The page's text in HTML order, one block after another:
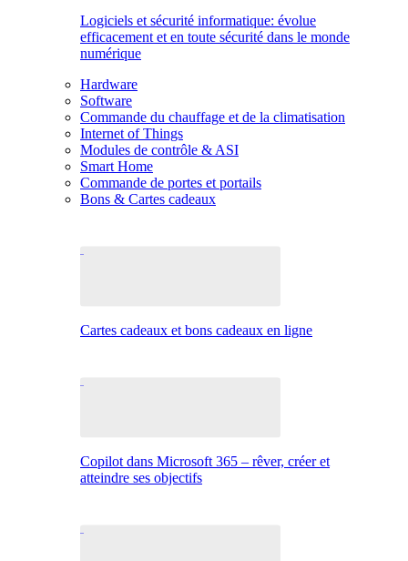
Logiciels et sécurité informatique: évolue
efficacement et en toute sécurité dans le monde
numérique
Hardware
Software
Commande du chauffage et de la climatisation
Internet of Things
Modules de contrôle & ASI
Smart Home
Commande de portes et portails
Bons & Cartes cadeaux
Cartes cadeaux et bons cadeaux en ligne
Copilot dans Microsoft 365 – rêver, créer et
atteindre ses objectifs